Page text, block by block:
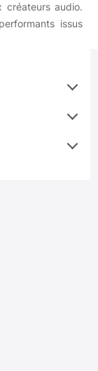
créateurs audio.
issus